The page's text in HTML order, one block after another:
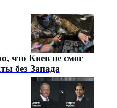
что Киев не смог
без Запада